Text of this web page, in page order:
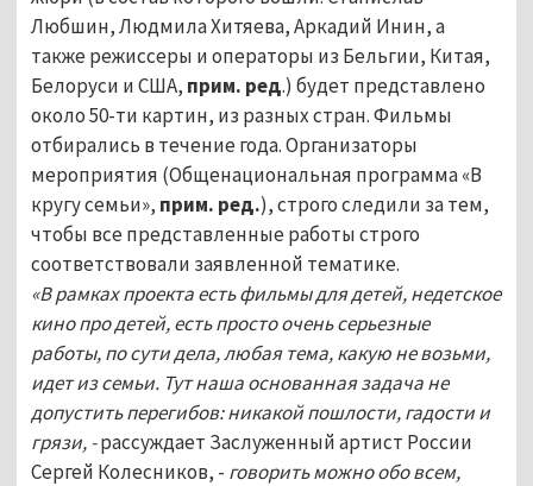
Любшин, Людмила Хитяева, Аркадий Инин, а
также режиссеры и операторы из Бельгии, Китая,
Белоруси и США, прим. ред.) будет представлено
около 50-ти картин, из разных стран. Фильмы
отбирались в течение года. Организаторы
мероприятия (Общенациональная программа «В
кругу семьи», прим. ред.), строго следили за тем,
чтобы все представленные работы строго
соответствовали заявленной тематике.
«В рамках проекта есть фильмы для детей, недетское
кино про детей, есть просто очень серьезные
работы, по сути дела, любая тема, какую не возьми,
идет из семьи. Тут наша основанная задача не
допустить перегибов: никакой пошлости, гадости и
грязи, -рассуждает Заслуженный артист России
Сергей Колесников, - говорить можно обо всем,